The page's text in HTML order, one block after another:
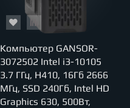
Компьютер GANSOR-
3072502 Intel i3-10105
3.7 ГГц, H410, 16Гб 2666
МГц, SSD 240Гб, Intel HD
Graphics 630, 500Вт,